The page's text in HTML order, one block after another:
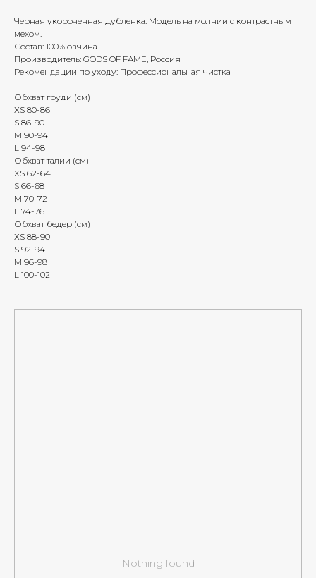
Черная укороченная дубленка. Модель на молнии с контрастным
мехом.
Состав: 100% овчина
Производитель: GODS OF FAME, Россия
Рекомендации по уходу: Профессиональная чистка
Обхват груди (см)
XS 80-86
S 86-90
M 90-94
L 94-98
Обхват талии (см)
XS 62-64
S 66-68
M 70-72
L 74-76
Обхват бедер (см)
XS 88-90
S 92-94
M 96-98
L 100-102
Nothing found